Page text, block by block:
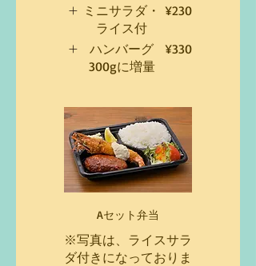
ミニサラダ・
ライス付
¥230
ハンバーグ
300gに増量
¥330
Aセット弁当
※写真は、ライスサラ
ダ付きになっておりま